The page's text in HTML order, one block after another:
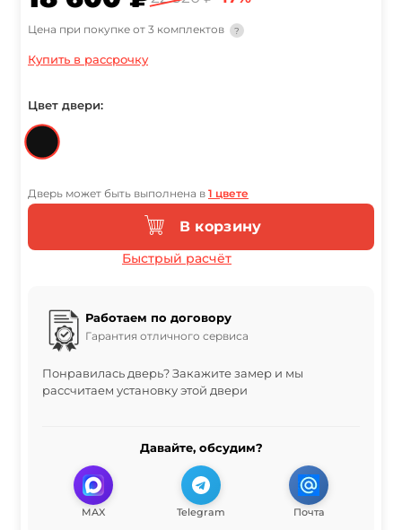
Цена при покупке от 3 комплектов ?
Купить в рассрочку
Цвет двери:
Дверь может быть выполнена в 1 цвете
В корзину
Быстрый расчёт
Работаем по договору
Гарантия отличного сервиса
Понравилась дверь? Закажите замер и мы
рассчитаем установку этой двери
Давайте, обсудим?
MAX Telegram Почта